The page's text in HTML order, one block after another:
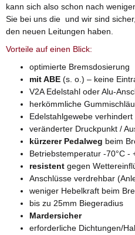
kann sich also schon nach
Sie bei uns die und wir sind
den neuen Leitungen haben.
Vorteile auf einen Blick:
optimierte Bremsdosierung
mit ABE (s. o.) – keine
V2A Edelstahl oder Alu-
herkömmliche
Edelstahlgewebe
veränderter Druckpunkt /
kürzerer Pedalweg beim
Betriebstemperatur -70°C -
resistent gegen
Anschlüsse verdrehbar
weniger Hebelkraft beim
bis zu 25mm Biegeradius
Mardersicher
erforderliche Dichtungen/